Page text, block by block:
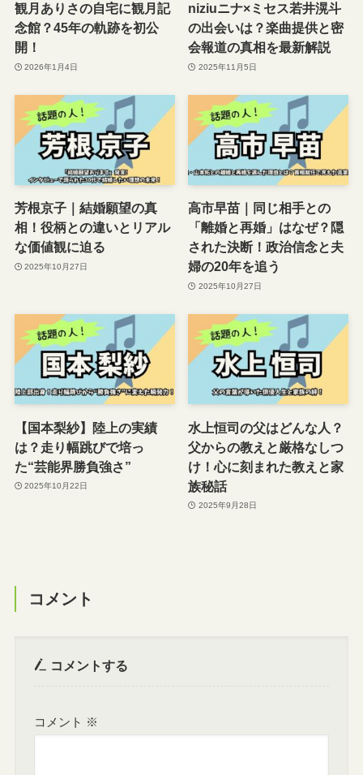
観月ありさの自宅に観月記
念館？45年の軌跡を初公
開！
2026年1月4日
niziuニナ×ミセス若井滉斗
の出会いは？楽曲提供と密
会報道の真相を最新解説
2025年11月5日
芳根京子｜結婚願望の真
相！役柄との違いとリアル
な価値観に迫る
2025年10月27日
高市早苗｜同じ相手との
「離婚と再婚」はなぜ？隠
された決断！政治信念と夫
婦の20年を追う
2025年10月27日
【国本梨紗】陸上の実績
は？走り幅跳びで培っ
た“芸能界勝負強さ”
2025年10月22日
水上恒司の父はどんな人？
父からの教えと厳格なしつ
け！心に刻まれた教えと家
族秘話
2025年9月28日
コメント
コメントする
コメント ※